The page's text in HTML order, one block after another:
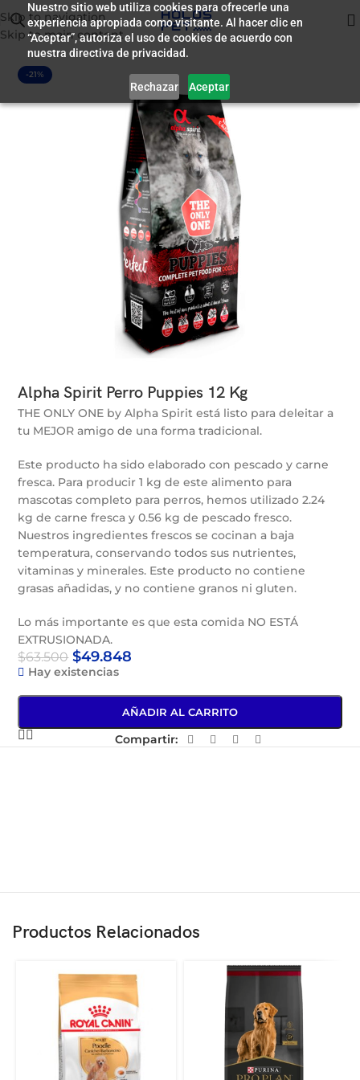
Nuestro sitio web utiliza cookies para ofrecerle una
experiencia apropiada como visitante. Al hacer clic en
“Aceptar”, autoriza el uso de cookies de acuerdo con
nuestra directiva de privacidad.
Rechazar Aceptar
Skip to navigation
Skip to main content
Inicio/ Alimento para Perros
-21%
Alpha Spirit Perro Puppies 12 Kg
THE ONLY ONE by Alpha Spirit está listo para deleitar a
tu MEJOR amigo de una forma tradicional.
Este producto ha sido elaborado con pescado y carne
fresca. Para producir 1 kg de este alimento para
mascotas completo para perros, hemos utilizado 2.24
kg de carne fresca y 0.56 kg de pescado fresco.
Nuestros ingredientes frescos se cocinan a baja
temperatura, conservando todos sus nutrientes,
vitaminas y minerales. Este producto no contiene
grasas añadidas, y no contiene granos ni gluten.
Lo más importante es que esta comida NO ESTÁ
EXTRUSIONADA.
$63.500 $49.848
Hay existencias
AÑADIR AL CARRITO
Compartir:
Productos Relacionados